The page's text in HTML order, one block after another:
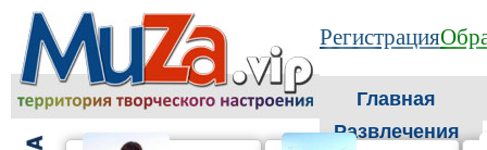
Регистрация
Главная
Развлечения